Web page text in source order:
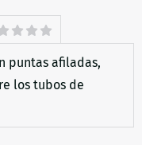
puntas afiladas,
los tubos de